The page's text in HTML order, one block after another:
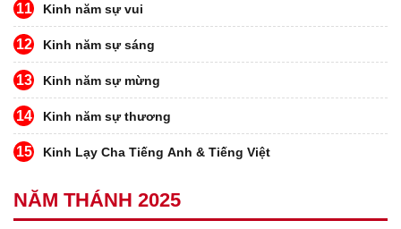
11 Kinh năm sự vui
12 Kinh năm sự sáng
13 Kinh năm sự mừng
14 Kinh năm sự thương
15 Kinh Lạy Cha Tiếng Anh & Tiếng Việt
NĂM THÁNH 2025